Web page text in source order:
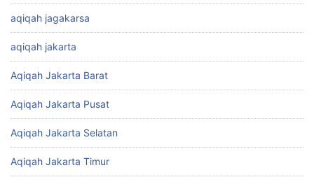
aqiqah jagakarsa
aqiqah jakarta
Aqiqah Jakarta Barat
Aqiqah Jakarta Pusat
Aqiqah Jakarta Selatan
Aqiqah Jakarta Timur